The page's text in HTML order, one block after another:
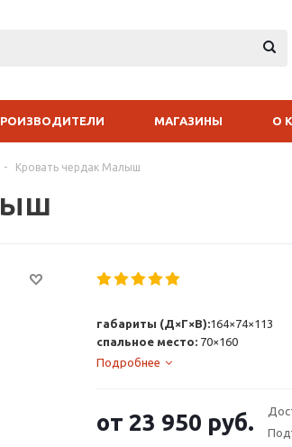
МАГАЗИНЫ О
- Кровать чердак Малыш
габариты (Д×Г×В):164×74×113
спальное место: 70×160
Подробнее
от 23 950 руб.